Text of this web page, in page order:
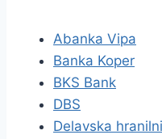
Abanka Vipa
Banka Koper
BKS Bank
DBS
Delavska